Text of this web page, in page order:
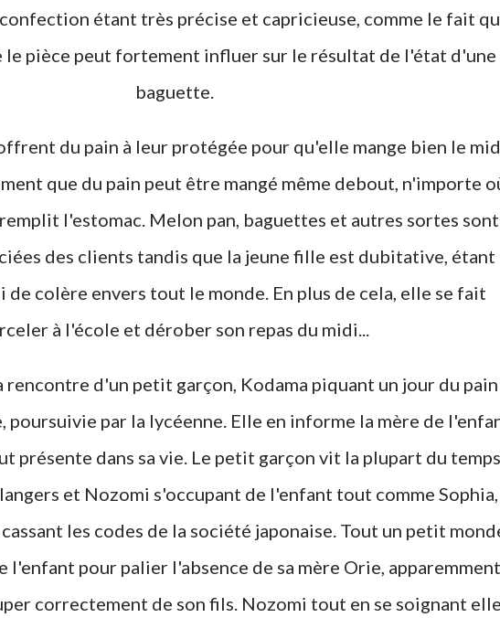
étant très précise et capricieuse, comme le fait
le pièce peut fortement influer sur le résultat de l'état d'une
baguette.
du pain à leur protégée pour qu'elle mange bien le
que du pain peut être mangé même debout, n'importe
l'estomac. Melon pan, baguettes et autres sortes sont
des clients tandis que la jeune fille est dubitative, étant
de colère envers tout le monde. En plus de cela, elle se fait
à l'école et dérober son repas du midi...
rencontre d'un petit garçon, Kodama piquant un jour du pain
poursuivie par la lycéenne. Elle en informe la mère de
présente dans sa vie. Le petit garçon vit la plupart du temps
et Nozomi s'occupant de l'enfant tout comme Sophia,
les codes de la société japonaise. Tout un petit
l'enfant pour palier l'absence de sa mère Orie, apparemment
correctement de son fils. Nozomi tout en se soignant